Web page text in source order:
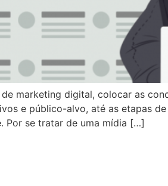
marketing digital, colocar as
e público-alvo, até as etapas
Por se tratar de uma mídia […]